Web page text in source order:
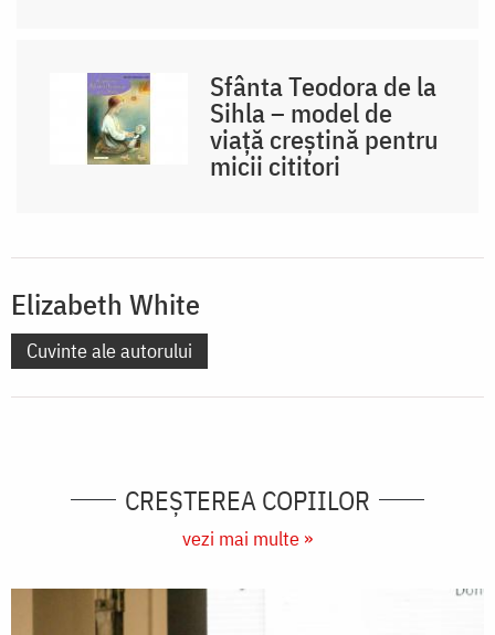
Sfânta Teodora de la
Sihla – model de
viaţă creştină pentru
micii cititori
Elizabeth White
Cuvinte ale autorului
CREŞTEREA COPIILOR
vezi mai multe »